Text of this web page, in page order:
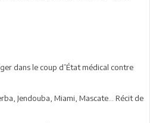
dans le coup d’État médical contre
Jendouba, Miami, Mascate… Récit de